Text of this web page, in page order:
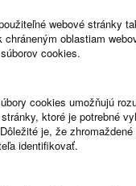
webové stránky
oblastiam
cookies.
cookies umožňujú
ktoré je potrebné
je, že
identifikovať.